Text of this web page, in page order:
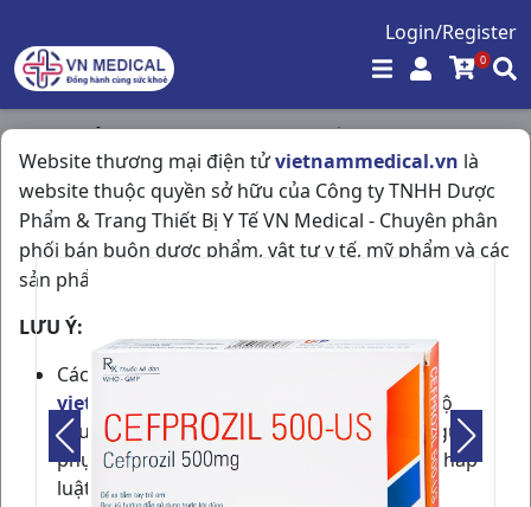
Login/Register
0
Website thương mại điện tửvietnammedical.vn là
website thuộc quyền sở hữu của Công ty TNHH Dược
Phẩm & Trang Thiết Bị Y Tế VN Medical - Chuyên phân
phối bán buôn dược phẩm, vật tư y tế, mỹ phẩm và các
sản phẩm được phép lưu hành tại Việt Nam.
LƯU Ý:
Các thành viên tham gia cộng đồng
vietnammedical.vn
cần phải có đủ trình độ
chuyên môn về dược phẩm hoặc phải có người
phụ trách chuyên môn theo quy định của pháp
luật.
Trang chủ / Kháng Sinh - Kháng Nấm - Kháng Virus /
Cefprozil 500mg H10v US Pharma USA